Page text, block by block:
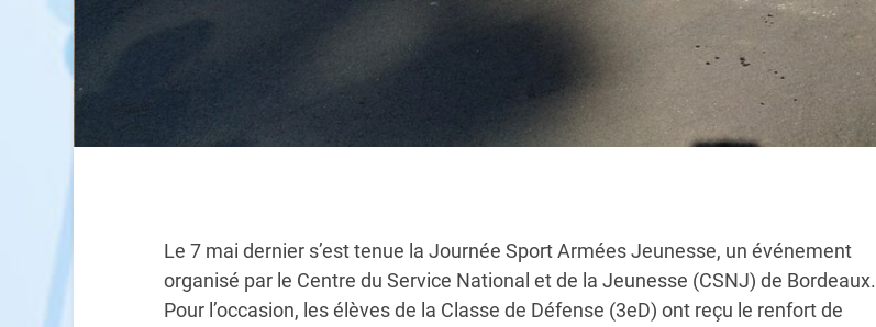
Le 7 mai dernier s’est tenue la Journée Sport Armées Jeunesse, un événement
organisé par le Centre du Service National et de la Jeunesse (CSNJ) de Bordeaux.
Pour l’occasion, les élèves de la Classe de Défense (3eD) ont reçu le renfort de